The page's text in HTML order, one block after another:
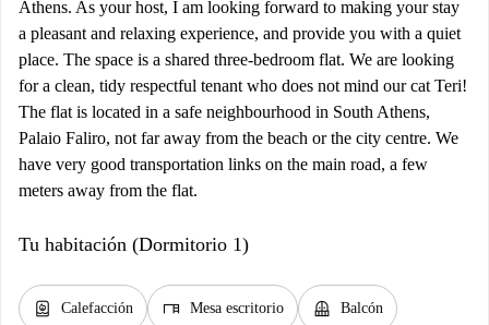
Athens. As your host, I am looking forward to making your stay
a pleasant and relaxing experience, and provide you with a quiet
place. The space is a shared three-bedroom flat. We are looking
for a clean, tidy respectful tenant who does not mind our cat Teri!
The flat is located in a safe neighbourhood in South Athens,
Palaio Faliro, not far away from the beach or the city centre. We
have very good transportation links on the main road, a few
meters away from the flat.
Tu habitación (Dormitorio 1)
water_heater Calefacción desk Mesa escritorio balcony Balcón